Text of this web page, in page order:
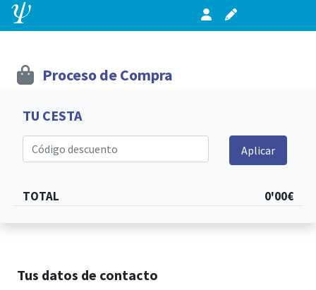
Proceso de Compra
TU CESTA
Código descuento Aplicar
TOTAL 0'00€
Tus datos de contacto